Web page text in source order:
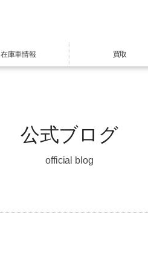
在庫車情報 買取
公式ブログ
official blog